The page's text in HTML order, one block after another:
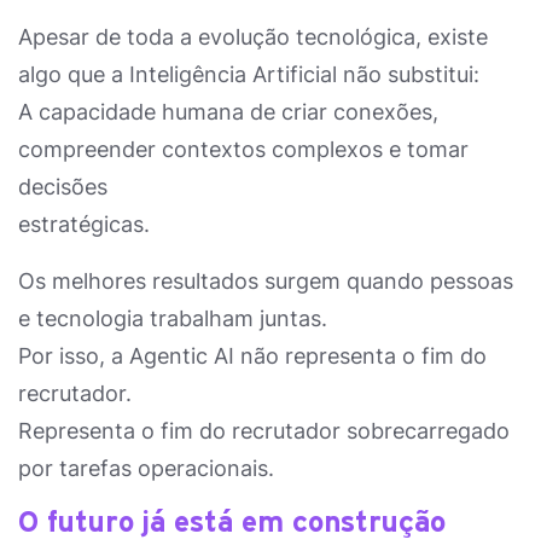
Apesar de toda a evolução tecnológica, existe
algo que a Inteligência Artificial não substitui:
A capacidade humana de criar conexões,
compreender contextos complexos e tomar
decisões
estratégicas.
Os melhores resultados surgem quando pessoas
e tecnologia trabalham juntas.
Por isso, a Agentic AI não representa o fim do
recrutador.
Representa o fim do recrutador sobrecarregado
por tarefas operacionais.
O futuro já está em construção